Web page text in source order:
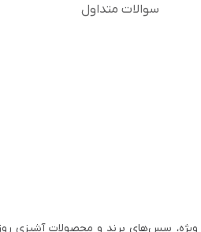
سوالات متداول
سس‌های برند و محصولات آشپزی روز